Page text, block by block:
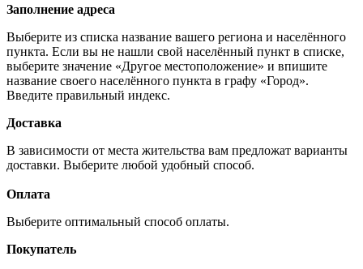
Заполнение адреса
Выберите из списка название вашего региона и населённого
пункта. Если вы не нашли свой населённый пункт в списке,
выберите значение «Другое местоположение» и впишите
название своего населённого пункта в графу «Город».
Введите правильный индекс.
Доставка
В зависимости от места жительства вам предложат варианты
доставки. Выберите любой удобный способ.
Оплата
Выберите оптимальный способ оплаты.
Покупатель